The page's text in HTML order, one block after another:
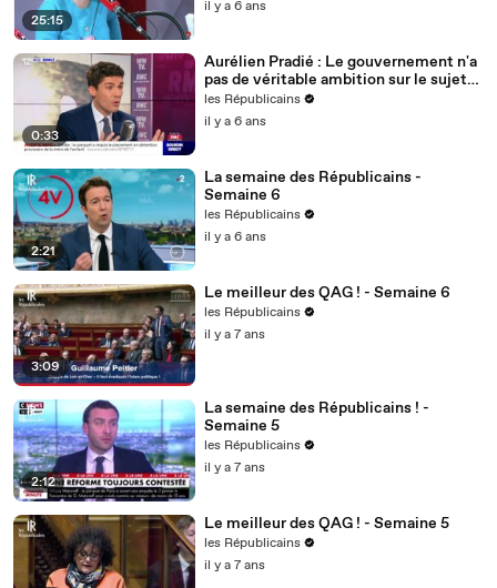
25:15
il y a 6 ans
0:33
Aurélien Pradié : Le gouvernement n'a
pas de véritable ambition sur le sujet
du handicap.
les Républicains
il y a 6 ans
2:21
La semaine des Républicains -
Semaine 6
les Républicains
il y a 6 ans
3:09
Le meilleur des QAG ! - Semaine 6
les Républicains
il y a 7 ans
2:12
La semaine des Républicains ! -
Semaine 5
les Républicains
il y a 7 ans
Le meilleur des QAG ! - Semaine 5
les Républicains
il y a 7 ans